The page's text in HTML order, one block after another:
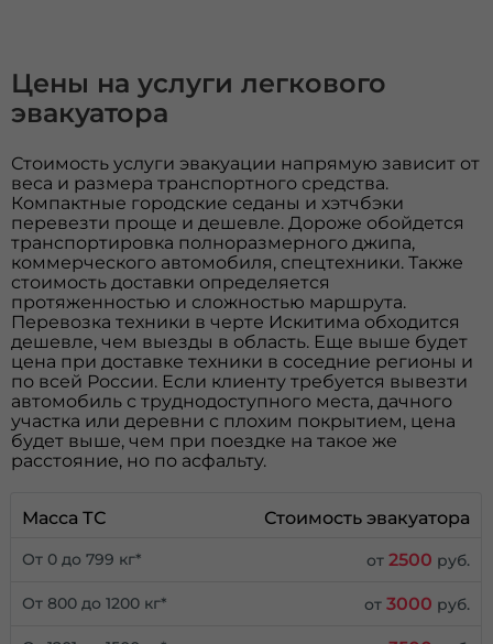
Цены на услуги легкового
эвакуатора
Стоимость услуги эвакуации напрямую зависит от
веса и размера транспортного средства.
Компактные городские седаны и хэтчбэки
перевезти проще и дешевле. Дороже обойдется
транспортировка полноразмерного джипа,
коммерческого автомобиля, спецтехники. Также
стоимость доставки определяется
протяженностью и сложностью маршрута.
Перевозка техники в черте Искитима обходится
дешевле, чем выезды в область. Еще выше будет
цена при доставке техники в соседние регионы и
по всей России. Если клиенту требуется вывезти
автомобиль с труднодоступного места, дачного
участка или деревни с плохим покрытием, цена
будет выше, чем при поездке на такое же
расстояние, но по асфальту.
Масса ТС Стоимость эвакуатора
От 0 до 799 кг* от2500 руб.
От 800 до 1200 кг* от3000 руб.